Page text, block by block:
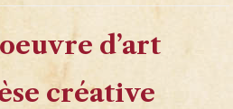
d’art
créative